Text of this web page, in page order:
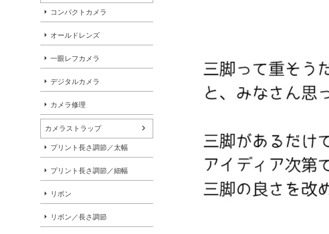
コンパクトカメラ
オールドレンズ
一眼レフカメラ
デジタルカメラ
カメラ修理
カメラストラップ
プリント長さ調節／太幅
プリント長さ調節／細幅
リボン
リボン／長さ調節